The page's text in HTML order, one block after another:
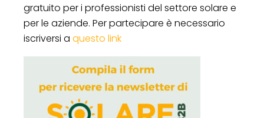
gratuito per i professionisti del settore solare e
per le aziende. Per partecipare è necessario
iscriversi a questo link